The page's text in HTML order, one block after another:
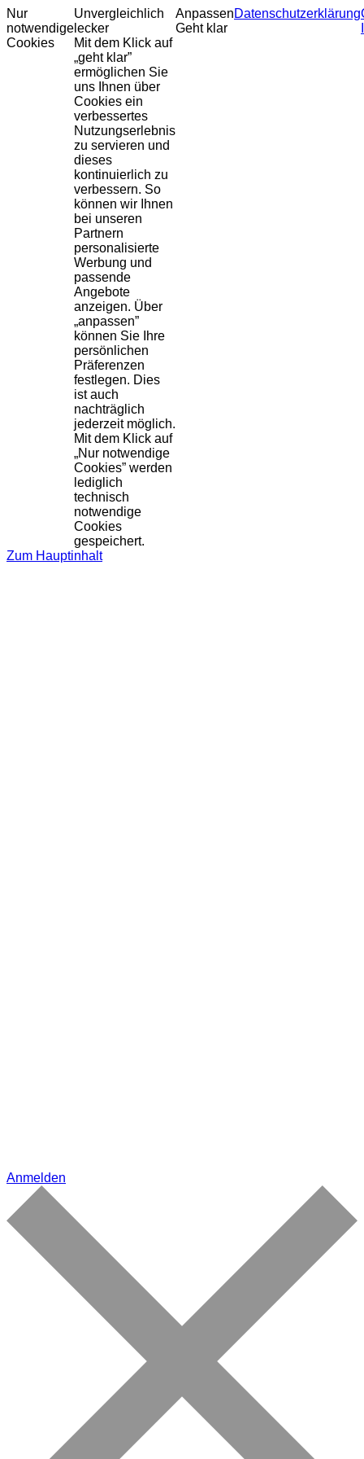
Nur
notwendige
Cookies
Unvergleichlich
lecker
Mit dem Klick auf
„geht klar”
ermöglichen Sie
uns Ihnen über
Cookies ein
verbessertes
Nutzungserlebnis
zu servieren und
dieses
kontinuierlich zu
verbessern. So
können wir Ihnen
bei unseren
Partnern
personalisierte
Werbung und
passende
Angebote
anzeigen. Über
„anpassen”
können Sie Ihre
persönlichen
Präferenzen
festlegen. Dies
ist auch
nachträglich
jederzeit möglich.
Mit dem Klick auf
„Nur notwendige
Cookies” werden
lediglich
technisch
notwendige
Cookies
gespeichert.
Anpassen
Geht klar
Datenschutzerklärung
Zum Hauptinhalt
Anmelden